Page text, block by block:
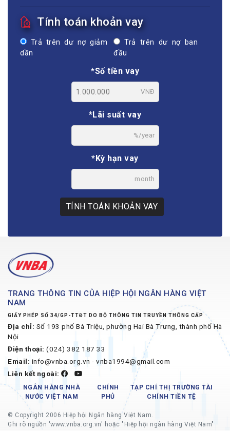
Tính toán khoản vay
Trả trên dư nợ giảm
dần
Trả trên dư nợ ban
đầu
*Số tiền vay
VNĐ
*Lãi suất vay
%/year
*Kỳ hạn vay
month
TÍNH TOÁN KHOẢN VAY
TRANG THÔNG TIN CỦA HIỆP HỘI NGÂN HÀNG VIỆT
NAM
GIẤY PHÉP SỐ 34/GP-TTĐT DO BỘ THÔNG TIN TRUYỀN THÔNG CẤP
Địa chỉ: Số 193 phố Bà Triệu, phường Hai Bà Trưng, thành phố Hà
Nội
Điện thoại: (024) 382 187 33
Email: info@vnba.org.vn - vnba1994@gmail.com
Liên kết ngoài:
NGÂN HÀNG NHÀ
NƯỚC VIỆT NAM
CHÍNH
PHỦ
TẠP CHÍ THỊ TRƯỜNG TÀI
CHÍNH TIỀN TỆ
© Copyright 2006 Hiệp hội Ngân hàng Việt Nam.
Ghi rõ nguồn 'www.vnba.org.vn' hoặc "Hiệp hội ngân hàng Việt Nam"